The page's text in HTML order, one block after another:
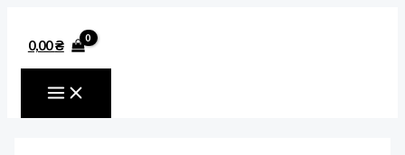
содержимому
0,00₴
AMen
Pure
Coffee
Thierry
MuglerДухи